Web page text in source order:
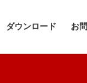
ダウンロード お